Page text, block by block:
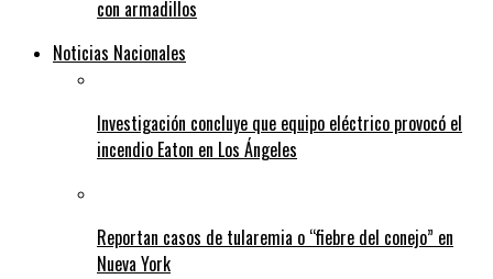
con armadillos
Noticias Nacionales
Investigación concluye que equipo eléctrico provocó el
incendio Eaton en Los Ángeles
Reportan casos de tularemia o “fiebre del conejo” en
Nueva York